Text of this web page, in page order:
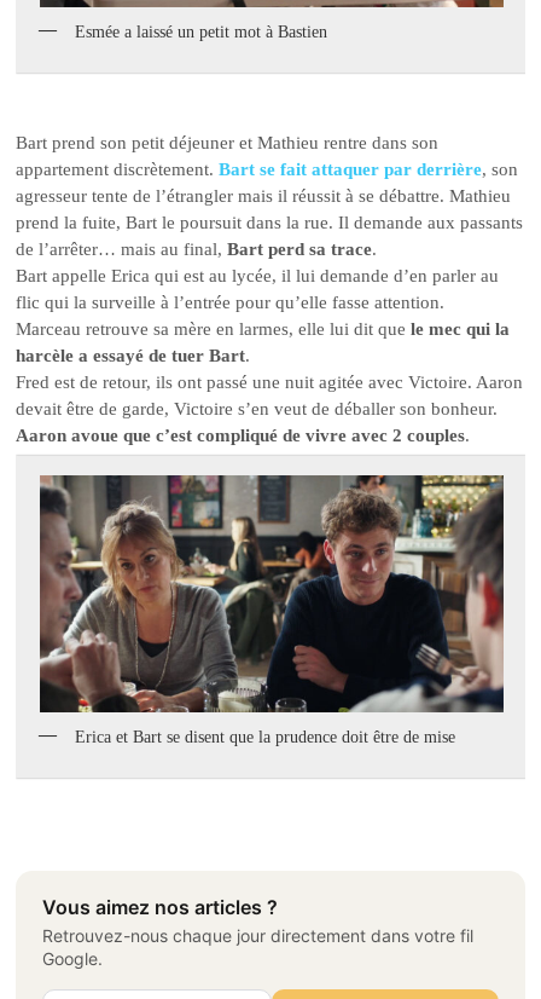
Esmée a laissé un petit mot à Bastien
Bart prend son petit déjeuner et Mathieu rentre dans son
appartement discrètement.Bart se fait attaquer par derrière, son
agresseur tente de l’étrangler mais il réussit à se débattre. Mathieu
prend la fuite, Bart le poursuit dans la rue. Il demande aux passants
de l’arrêter… mais au final,Bart perd sa trace.
Bart appelle Erica qui est au lycée, il lui demande d’en parler au
flic qui la surveille à l’entrée pour qu’elle fasse attention.
Marceau retrouve sa mère en larmes, elle lui dit quele mec qui la
harcèle a essayé de tuer Bart.
Fred est de retour, ils ont passé une nuit agitée avec Victoire. Aaron
devait être de garde, Victoire s’en veut de déballer son bonheur.
Aaron avoue que c’est compliqué de vivre avec 2 couples.
Erica et Bart se disent que la prudence doit être de mise
Vous aimez nos articles ?
Retrouvez-nous chaque jour directement dans votre fil
Google.